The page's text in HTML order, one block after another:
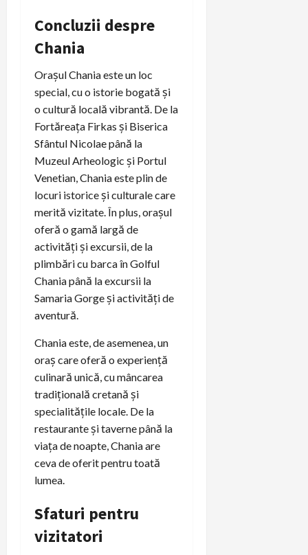
Concluzii despre
Chania
Orașul Chania este un loc
special, cu o istorie bogată și
o cultură locală vibrantă. De la
Fortăreața Firkas și Biserica
Sfântul Nicolae până la
Muzeul Arheologic și Portul
Venetian, Chania este plin de
locuri istorice și culturale care
merită vizitate. În plus, orașul
oferă o gamă largă de
activități și excursii, de la
plimbări cu barca în Golful
Chania până la excursii la
Samaria Gorge și activități de
aventură.
Chania este, de asemenea, un
oraș care oferă o experiență
culinară unică, cu mâncarea
tradițională cretană și
specialitățile locale. De la
restaurante și taverne până la
viața de noapte, Chania are
ceva de oferit pentru toată
lumea.
Sfaturi pentru
vizitatori